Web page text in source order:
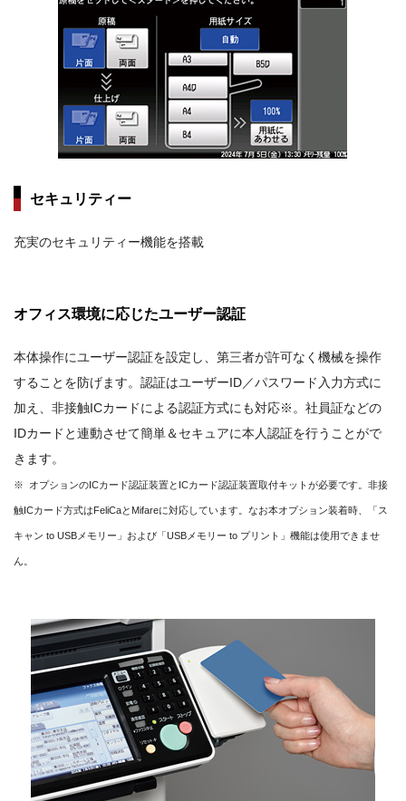
セキュリティー
充実のセキュリティー機能を搭載
オフィス環境に応じたユーザー認証
本体操作にユーザー認証を設定し、第三者が許可なく機械を操作
することを防げます。認証はユーザーID／パスワード入力方式に
加え、非接触ICカードによる認証方式にも対応※。社員証などの
IDカードと連動させて簡単＆セキュアに本人認証を行うことがで
きます。
※ オプションのICカード認証装置とICカード認証装置取付キットが必要です。非接
触ICカード方式はFeliCaとMifareに対応しています。なお本オプション装着時、「ス
キャン to USBメモリー」および「USBメモリー to プリント」機能は使用できませ
ん。